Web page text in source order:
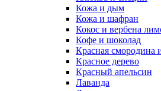
Кожа и дым
Кожа и шафран
Кокос и вербена
Кофе и шоколад
Красная смородина
Красное дерево
Красный апельсин
Лаванда